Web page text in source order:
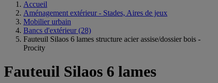
Accueil
Aménagement extérieur - Stades, Aires de jeux
Mobilier urbain
Bancs d'extérieur (28)
Fauteuil Silaos 6 lames structure acier assise/dossier bois -
Procity
Fauteuil Silaos 6 lames